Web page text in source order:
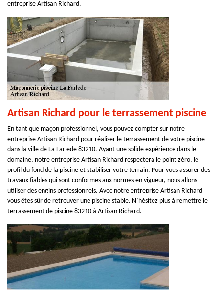
entreprise Artisan Richard.
Artisan Richard pour le terrassement piscine
En tant que maçon professionnel, vous pouvez compter sur notre
entreprise Artisan Richard pour réaliser le terrassement de votre piscine
dans la ville de La Farlede 83210. Ayant une solide expérience dans le
domaine, notre entreprise Artisan Richard respectera le point zéro, le
profil du fond de la piscine et stabiliser votre terrain. Pour vous assurer des
travaux fiables qui sont conformes aux normes en vigueur, nous allons
utiliser des engins professionnels. Avec notre entreprise Artisan Richard
vous êtes sûr de retrouver une piscine stable. N’hésitez plus à remettre le
terrassement de piscine 83210 à Artisan Richard.